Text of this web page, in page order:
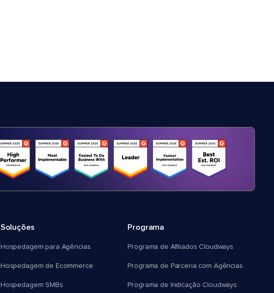
Soluções
Hospedagem para Agências
Hospedagem de Ecommerce
Hospedagem SMBs
Programa
Programa de Afiliados Cloudways
Programa de Parceria com Agências
Programa de Indicação Cloudways